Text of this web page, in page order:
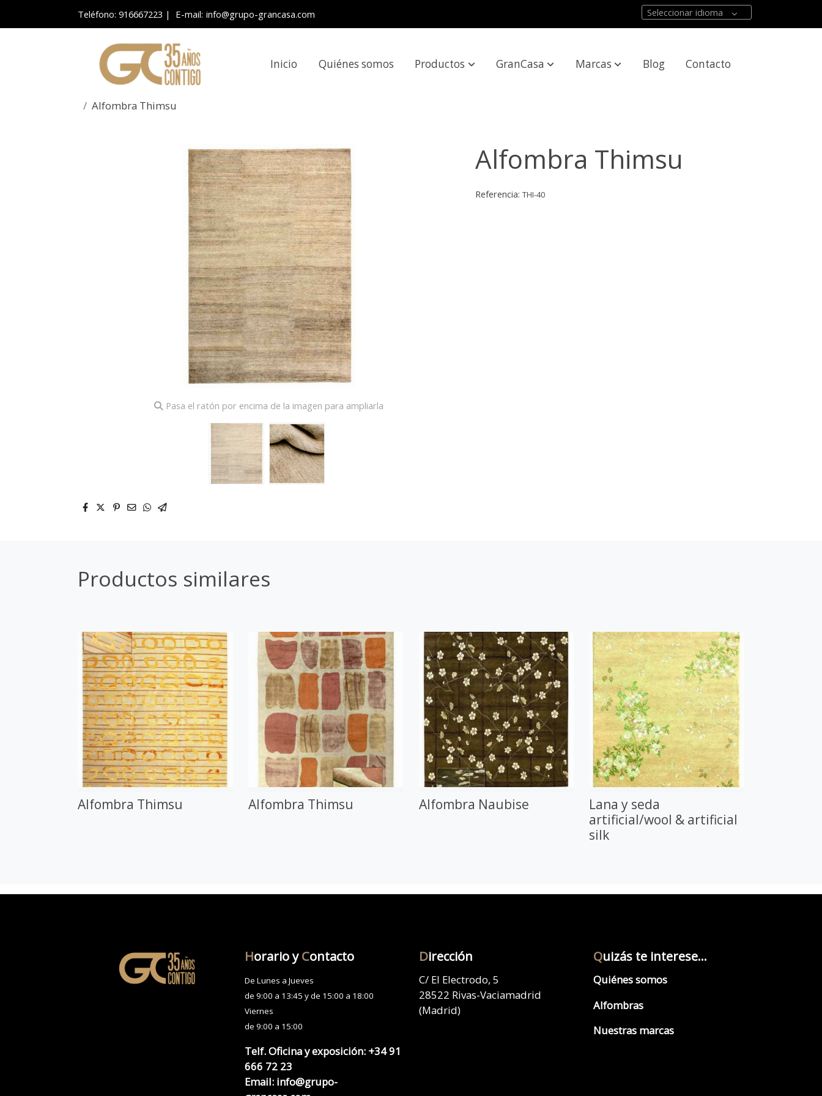
Teléfono: 916667223 | E-mail: info@grupo-grancasa.com Seleccionar idioma
Inicio Quiénes somos Productos GranCasa Marcas Blog Contacto
Alfombra Thimsu
Pasa el ratón por encima de la imagen para ampliarla
Alfombra Thimsu
Referencia:THI-40
Productos similares
Alfombra Thimsu Alfombra Thimsu Alfombra Naubise
Lana y seda
artificial/wool & artificial
silk
Horario yContacto
De Lunes a Jueves
de 9:00 a 13:45 y de 15:00 a 18:00
Viernes
de 9:00 a 15:00
Telf. Oficina y exposición: +34 91
666 72 23
Email: info@grupo-
Dirección
C/ El Electrodo, 5
28522 Rivas-Vaciamadrid
(Madrid)
Quizás te interese...
Quiénes somos
Alfombras
Nuestras marcas